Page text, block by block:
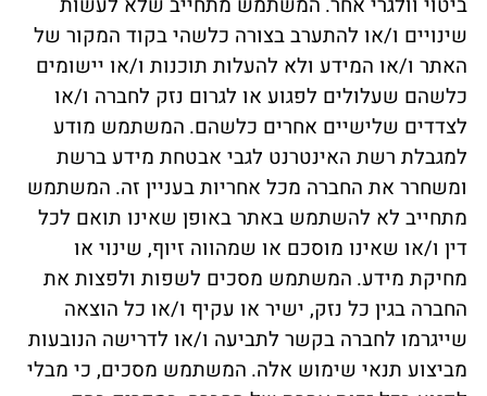
שינויים ו/או להתערב בצורה כלשהי בקוד המקור של
האתר ו/או המידע ולא להעלות תוכנות ו/או יישומים
כלשהם שעלולים לפגוע או לגרום נזק לחברה ו/או
לצדדים שלישיים אחרים כלשהם. המשתמש מודע
למגבלת רשת האינטרנט לגבי אבטחת מידע ברשת
ומשחרר את החברה מכל אחריות בעניין זה. המשתמש
מתחייב לא להשתמש באתר באופן שאינו תואם לכל
דין ו/או שאינו מוסכם או שמהווה זיוף, שינוי או
מחיקת מידע. המשתמש מסכים לשפות ולפצות את
החברה בגין כל נזק, ישיר או עקיף ו/או כל הוצאה
שייגרמו לחברה בקשר לתביעה ו/או לדרישה הנובעות
מביצוע תנאי שימוש אלה. המשתמש מסכים, כי מבלי